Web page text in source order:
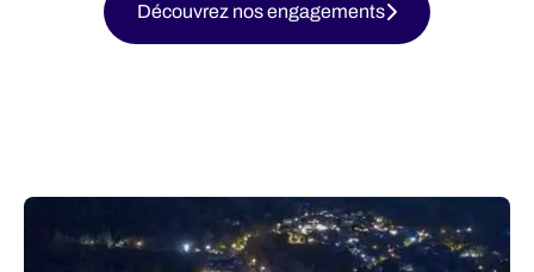
Découvrez nos engagements